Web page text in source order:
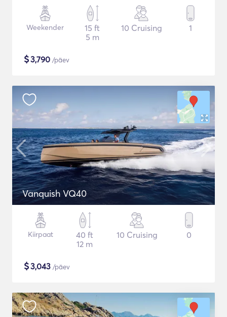
Weekender
15 ft
5 m
10 Cruising 1
$3,790 /päev
Vanquish VQ40
Kiirpaat
40 ft
12 m
10 Cruising 0
$3,043 /päev